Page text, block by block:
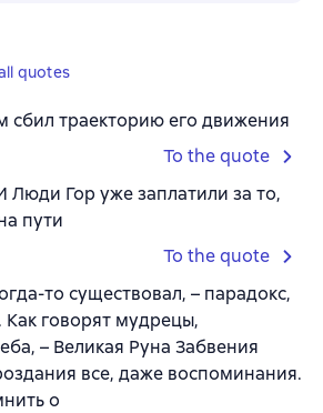
quotes
сбил траекторию его движения
To the quote
Люди Гор уже заплатили за то,
пути
To the quote
то существовал, – парадокс,
говорят мудрецы,
– Великая Руна Забвения
все, даже воспоминания.
о